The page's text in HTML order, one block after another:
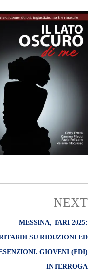
NEXT
MESSINA, TARI 2025:
SU RIDUZIONI ED
GIOVENI (FDI)
INTERROGA